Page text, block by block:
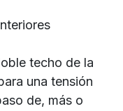
techo de la
una tensión
de, más o